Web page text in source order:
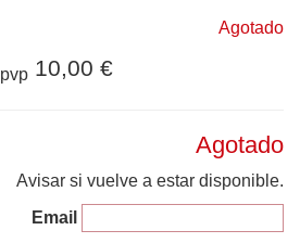
Agotado
pvp 10,00 €
Agotado
Avisar si vuelve a estar disponible.
Email